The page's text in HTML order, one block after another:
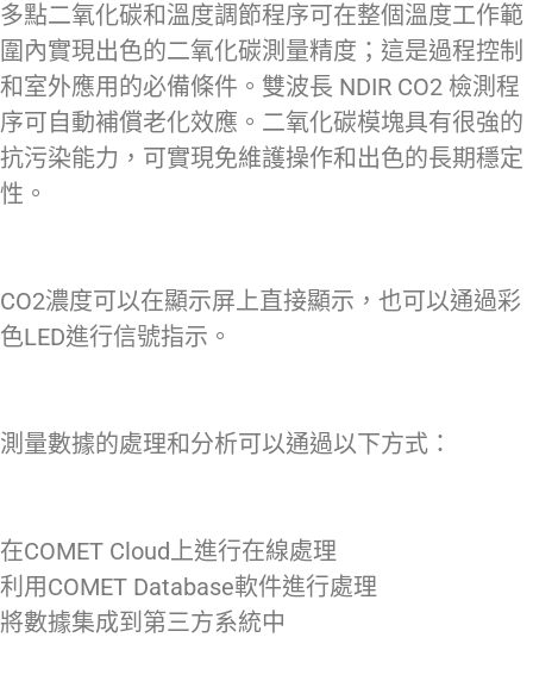
多點二氧化碳和溫度調節程序可在整個溫度工作範
圍內實現出色的二氧化碳測量精度；這是過程控制
和室外應用的必備條件。雙波長 NDIR CO2 檢測程
序可自動補償老化效應。二氧化碳模塊具有很強的
抗污染能力，可實現免維護操作和出色的長期穩定
性。
CO2濃度可以在顯示屏上直接顯示，也可以通過彩
色LED進行信號指示。
測量數據的處理和分析可以通過以下方式：
在COMET Cloud上進行在線處理
利用COMET Database軟件進行處理
將數據集成到第三方系統中